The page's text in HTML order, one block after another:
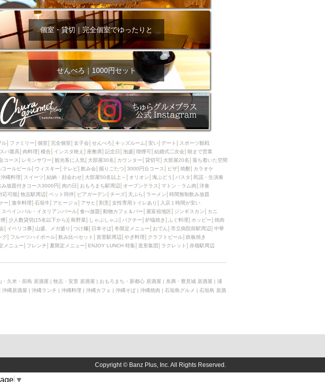
個室・貸切｜完全個室でゆったりと
せんべろ｜1000円セット
ル ファミリー 個室 完全個室 女子会 せんべろ キッズルーム 安い デート
スポーツ観戦
パ最高 肉料理 模合 インスタ映え 座敷席 記念日 泡盛 喫煙可 結婚式二次会 朝まで営業
コース レモンサワー 観光客に人気 大部屋30名 カウンター 貸切可 大部屋20名
落ち着いた空間
コールビール ウィスキー テレビ 飲み会 掘りごたつ 3000円台コース ピザ 焼酎
カラオケ
沖縄料理 スイーツ 結納・顔会わせ 大部屋50名以上～ オリオン 海ぶどう パスタ
民謡・生演奏
み放題付きコース3000円 肉の日 おもろまち駅周辺 オープンテラス マトン・ラム肉
洋食
応可能 牧志駅周辺 ペット同伴 ビアガーデン チーズ 天ぷら ラーメン
時間無制飲み放題
ー 激辛料理 石垣牛 アヒージョ アサヒ 割烹 女性専用トイレあり
入店１時間が安い
スペインバル・イタリアンバール 食べ放題 動物カフェ＆バー 屋富祖地区 ジンギスカン
カニ
少人数貸切(15名以下から) 島野菜 しゃぶしゃぶ パクチー 炉端焼き ふぐ料理 ホッピー
焼肉
イベリコ豚 山盛、メガ盛り つけ麺 日本そば 冬限定メニュー おでん 市立病院前駅周辺
中華
グ フルーツハイボール 飲み比べセット 首里駅周辺 やぎ料理 クラフトビール 鉄板焼き
メニュー フレンチ 夏限定メニュー ENJOY LUNCH 特集 造形集団 ラクレット
赤嶺駅周辺
・久米・前島 居酒屋 | 牧志・安里 居酒屋 | おもろまち・新都心 居酒屋 | 糸満・豊見城 居酒屋 | 浦
沖縄居酒屋 | 沖縄ランチ | 沖縄料理 | 沖縄カフェ | 沖縄そば | 沖縄焼肉 | 石垣島グルメ | 石垣島 居酒
Copyright © Banz Plus, Inc. All Rights Reserved.
▼